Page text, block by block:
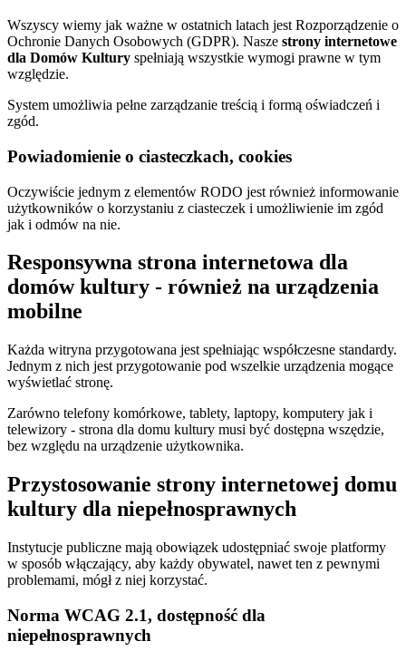
Wszyscy wiemy jak ważne w ostatnich latach jest Rozporządzenie o
Ochronie Danych Osobowych (GDPR). Nasze strony internetowe
dla Domów Kultury spełniają wszystkie wymogi prawne w tym
względzie.
System umożliwia pełne zarządzanie treścią i formą oświadczeń i
zgód.
Powiadomienie o ciasteczkach, cookies
Oczywiście jednym z elementów RODO jest również informowanie
użytkowników o korzystaniu z ciasteczek i umożliwienie im zgód
jak i odmów na nie.
Responsywna strona internetowa dla
domów kultury - również na urządzenia
mobilne
Każda witryna przygotowana jest spełniając współczesne standardy.
Jednym z nich jest przygotowanie pod wszelkie urządzenia mogące
wyświetlać stronę.
Zarówno telefony komórkowe, tablety, laptopy, komputery jak i
telewizory - strona dla domu kultury musi być dostępna wszędzie,
bez względu na urządzenie użytkownika.
Przystosowanie strony internetowej domu
kultury dla niepełnosprawnych
Instytucje publiczne mają obowiązek udostępniać swoje platformy
w sposób włączający, aby każdy obywatel, nawet ten z pewnymi
problemami, mógł z niej korzystać.
Norma WCAG 2.1, dostępność dla
niepełnosprawnych